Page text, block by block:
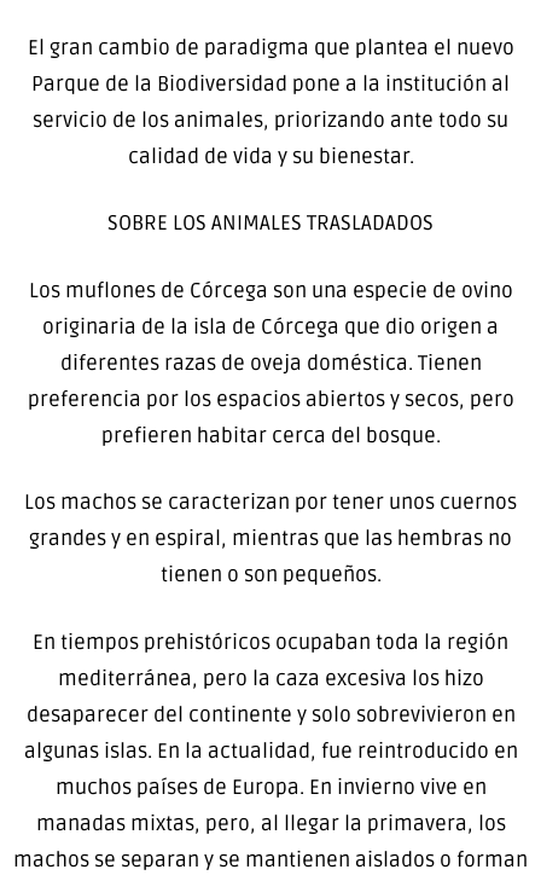
El gran cambio de paradigma que plantea el nuevo
Parque de la Biodiversidad pone a la institución al
servicio de los animales, priorizando ante todo su
calidad de vida y su bienestar.
SOBRE LOS ANIMALES TRASLADADOS
Los muflones de Córcega son una especie de ovino
originaria de la isla de Córcega que dio origen a
diferentes razas de oveja doméstica. Tienen
preferencia por los espacios abiertos y secos, pero
prefieren habitar cerca del bosque.
Los machos se caracterizan por tener unos cuernos
grandes y en espiral, mientras que las hembras no
tienen o son pequeños.
En tiempos prehistóricos ocupaban toda la región
mediterránea, pero la caza excesiva los hizo
desaparecer del continente y solo sobrevivieron en
algunas islas. En la actualidad, fue reintroducido en
muchos países de Europa. En invierno vive en
manadas mixtas, pero, al llegar la primavera, los
machos se separan y se mantienen aislados o forman